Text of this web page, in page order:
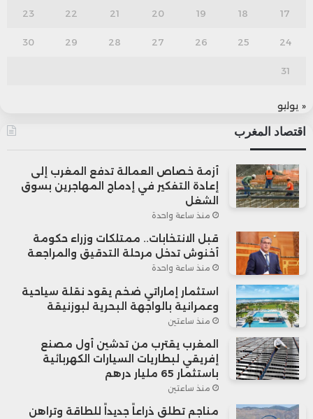
17
18
19
20
21
22
23
24
25
26
27
28
29
30
31
« يوليو
اقتصاد المغرب
أزمة خصاص العمالة تدفع المغرب إلى
إعادة التفكير في إدماج المهاجرين بسوق
الشغل
منذ ساعة واحدة
قبل الانتخابات.. ممتلكات وزراء حكومة
أخنوش تدخل مرحلة التدقيق والمراجعة
منذ ساعة واحدة
استثمار إماراتي ضخم يقود نقلة سياحية
وعمرانية بالواجهة البحرية لبوزنيقة
منذ ساعتين
المغرب يقترب من تدشين أول مصنع
إفريقي لبطاريات السيارات الكهربائية
باستثمار 65 مليار درهم
منذ ساعتين
مناجم تطلق ذراعاً جديداً للطاقة وتراهن